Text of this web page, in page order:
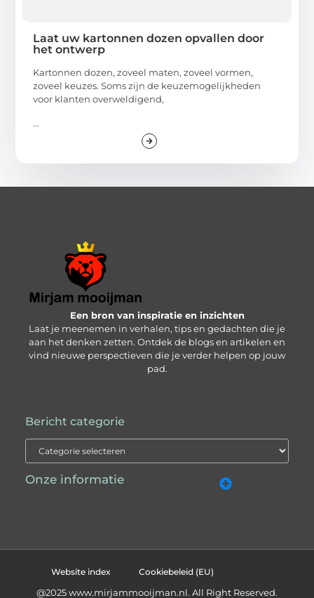
Laat uw kartonnen dozen opvallen door
het ontwerp
Kartonnen dozen, zoveel maten, zoveel vormen,
zoveel keuzes. Soms zijn de keuzemogelijkheden
voor klanten overweldigend,
...
Een bron van inspiratie en inzichten
Laat je meenemen in verhalen, tips en gedachten die je
aan het denken zetten. Ontdek de blogs en artikelen en
vind nieuwe perspectieven die je verder helpen op jouw
pad.
Bericht categorie
Onze informatie
Website index Cookiebeleid (EU)
@2025 www.mirjammooijman.nl. All Right Reserved.